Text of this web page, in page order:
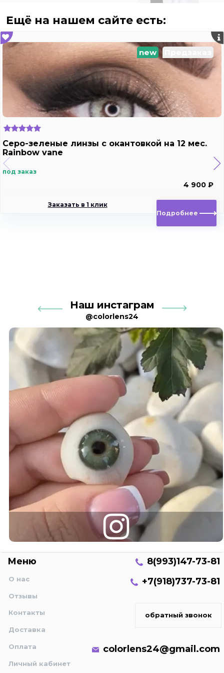
Ещё на нашем сайте есть:
new
Серо-зеленые линзы с окантовкой на 12 мес.
Rainbow vane
под заказ
4 900 ₽
Заказать в 1 клик
Подробнее
Наш инстаграм
@colorlens24
Меню
О нас
Отзывы
Контакты
Доставка
Оплата
Личный кабинет
8(993)147-73-81
+7(918)737-73-81
обратный звонок
colorlens24@gmail.com